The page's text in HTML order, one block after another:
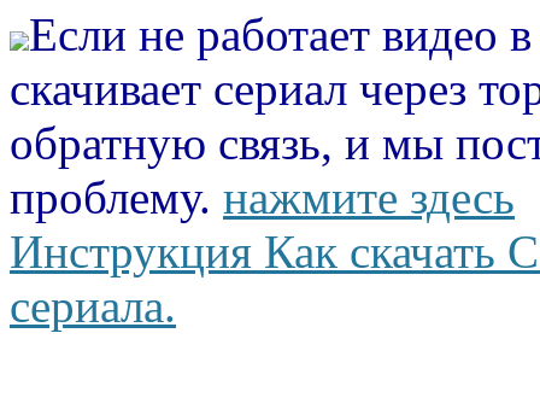
Если не работает видео
скачивает сериал через
обратную связь, и мы
проблему. нажмите здесь
Инструкция Как скачать
сериала.